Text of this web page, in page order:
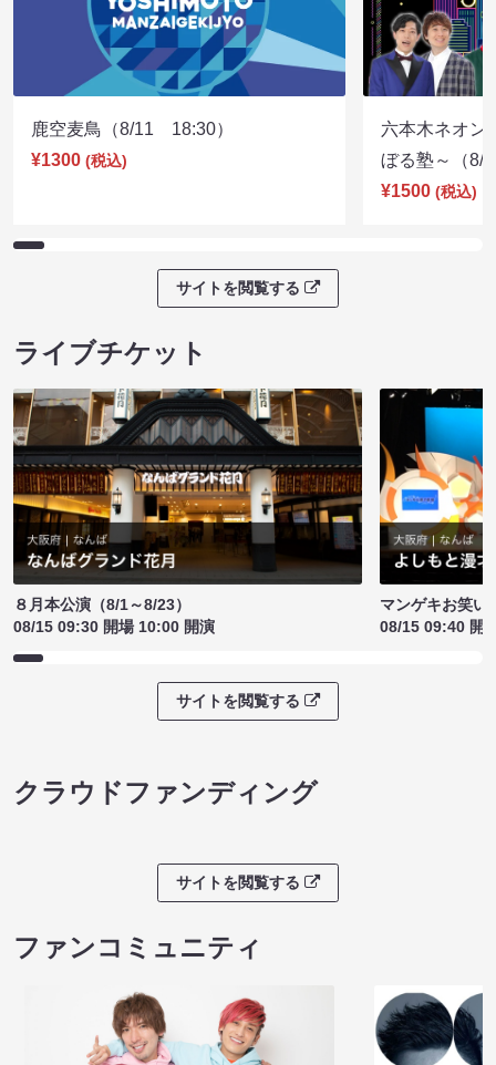
鹿空麦鳥（8/11 18:30）
¥1300 (税込)
六本木ネオン
ぼる塾～（
¥1500 (税込)
サイトを閲覧する
ライブチケット
８月本公演（8/1～8/23）
08/15 09:30 開場 10:00 開演
マンゲキお笑い
08/15 09:40 開
サイトを閲覧する
クラウドファンディング
サイトを閲覧する
ファンコミュニティ